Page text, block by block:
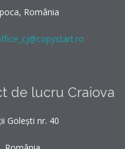
România
de lucru Craiova
Golești nr. 40